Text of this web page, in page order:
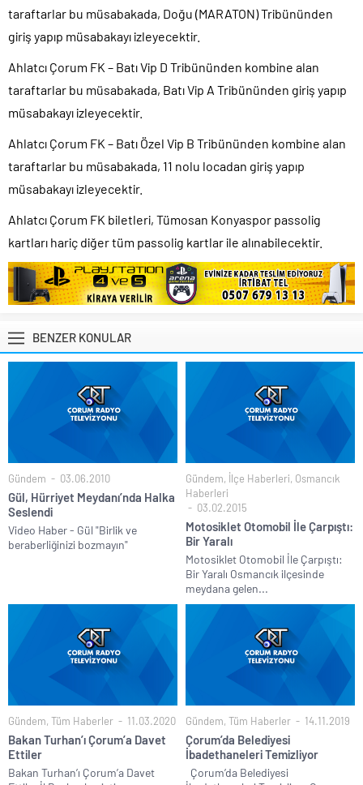
taraftarlar bu müsabakada, Doğu (MARATON) Tribününden
giriş yapıp müsabakayı izleyecektir.
Ahlatcı Çorum FK – Batı Vip D Tribününden kombine alan
taraftarlar bu müsabakada, Batı Vip A Tribününden giriş yapıp
müsabakayı izleyecektir.
Ahlatcı Çorum FK – Batı Özel Vip B Tribününden kombine alan
taraftarlar bu müsabakada, 11 nolu locadan giriş yapıp
müsabakayı izleyecektir.
Ahlatcı Çorum FK biletleri, Tümosan Konyaspor passolig
kartları hariç diğer tüm passolig kartlar ile alınabilecektir.
BENZER KONULAR
Gündem 03.06.2010
Gül, Hürriyet Meydanı’nda Halka
Seslendi
Video Haber - Gül "Birlik ve
beraberliğinizi bozmayın"
Gündem, İlçe Haberleri, Osmancık
Haberleri
03.02.2015
Motosiklet Otomobil İle Çarpıştı:
Bir Yaralı
Motosiklet Otomobil İle Çarpıştı:
Bir Yaralı Osmancık ilçesinde
meydana gelen...
Gündem, Tüm Haberler 11.03.2020
Bakan Turhan’ı Çorum’a Davet
Ettiler
Bakan Turhan’ı Çorum’a Davet
Gündem, Tüm Haberler 14.11.2019
Çorum’da Belediyesi
İbadethaneleri Temizliyor
Çorum’da Belediyesi